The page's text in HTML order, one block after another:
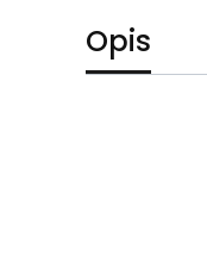
Opis